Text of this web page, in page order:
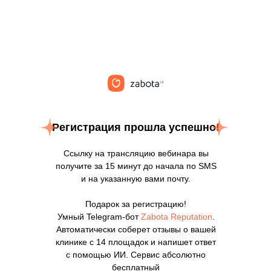
Регистрация прошла успешно!
Ссылку на трансляцию вебинара вы
получите за 15 минут до начала по SMS
и на указанную вами почту.
Подарок за регистрацию!
Умный Telegram-ботZabota Reputation.
Автоматически соберет отзывы о вашей
клинике с 14 площадок и напишет ответ
с помощью ИИ. Сервис абсолютно
бесплатный